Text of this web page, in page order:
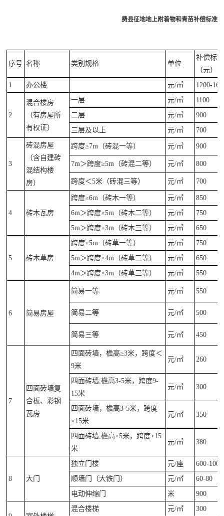
费县征地地上附着物和青苗补偿标准
序号 名称 类别规格 单位
补偿标准
（元）
1
办公楼 元/㎡ 1200-
2
混合楼房
（有房屋所
有权证）
一层 元/㎡
1100
二层
元/㎡
900
三层及以上
元/㎡ 700
3
砖混房屋
（含自建砖
混结构楼
房）
跨度≥7m（砖混一等） 元/㎡ 900
7m＞跨度≥5m（砖混二等） 元/㎡ 800
跨度＜5米（砖混三等） 元/㎡ 700
4 砖木瓦房
跨度≥6m（砖木一等） 元/㎡
850
6m＞跨度≥5m（砖木二等）
元/㎡
750
5m＞跨度≥3m（砖木三等）
元/㎡ 650
5 砖木草房
跨度≥5m（砖草一等） 元/㎡
750
5m＞跨度≥4m（砖草二等）
元/㎡
650
4m＞跨度≥3m（砖草三等）
元/㎡ 550
6 简易房屋
简易一等 元/㎡ 550
简易二等 元/㎡ 500
简易三等 元/㎡ 450
7
四面砖墙复
合板、彩钢
瓦房
四面砖墙，檐高≥3米，跨度＜
9米
元/㎡ 260
四面砖墙,檐高3-5米，跨度9-
15米
元/㎡ 300
四面砖墙，檐高3-5米，跨度
≥15米
元/㎡ 350
四面砖墙,檐高≥5米，跨度≥15
米
元/㎡ 380
8 大门
独立门楼 元/座
600-1000
顺墙门（大铁门）
元/㎡
60-80
电动伸缩门
米 900
混合楼梯 元/㎡
300